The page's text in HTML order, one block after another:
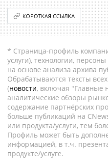
КОРОТКАЯ ССЫЛКА
* Страница-профиль
услуги), технологии,
на основе анализа архива
Обрабатываются тексты
(новости, включая "Главные
аналитические обзоры
содержание партнёрских
больше публикаций на
или продукта/услуги, тем
Профиль может быть
информацией, в т.ч.
продукте/услуге.